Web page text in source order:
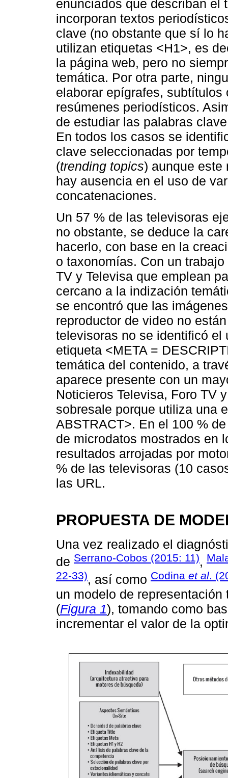
enunciados que describan el
incorporan textos
clave (no obstante que sí lo
utilizan etiquetas <H1>, es
la página web, pero no
temática. Por otra parte,
elaborar epígrafes,
resúmenes periodísticos.
de estudiar las palabras
En todos los casos se
clave seleccionadas por
(trending topics) aunque este
hay ausencia en el uso de
concatenaciones.
Un 57 % de las televisoras
no obstante, se deduce la
hacerlo, con base en la
o taxonomías. Con un
TV y Televisa que emplean
cercano a la indización
se encontró que las
reproductor de video no
televisoras no se identificó el
etiqueta <META =
temática del contenido, a
aparece presente con un
Noticieros Televisa, Foro TV
sobresale porque utiliza una
ABSTRACT>. En el 100 %
de microdatos mostrados en
resultados arrojadas por
% de las televisoras (10
las URL.
PROPUESTA DE
Una vez realizado el
de Serrano-Cobos (2015: 11),
22-33), así como Codina et al.
un modelo de
(Figura 1), tomando como
incrementar el valor de la